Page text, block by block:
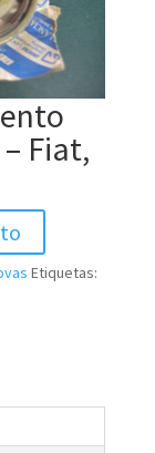
Fiat,
Etiquetas: